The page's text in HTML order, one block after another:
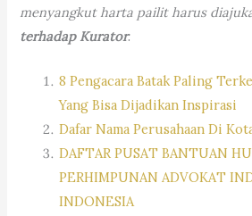
menyangkut harta pailit harus
terhadap Kurator.
8 Pengacara Batak Paling
Yang Bisa Dijadikan Inspirasi
Dafar Nama Perusahaan Di
DAFTAR PUSAT BANTUAN
PERHIMPUNAN ADVOKAT
INDONESIA